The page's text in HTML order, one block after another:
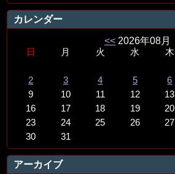
カレンダー
<< 2026年08月
日 月 火 水 木
2
3 4 5 6
9
10 11 12 13
16
17 18 19 20
23
24 25 26 27
30
31
アーカイブ